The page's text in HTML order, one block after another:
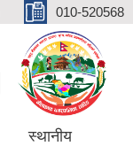
010-520568
स्थानीय